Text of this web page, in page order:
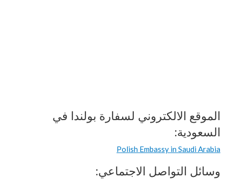
الموقع الالكتروني لسفارة بولندا في
السعودية:
Polish Embassy in Saudi Arabia
وسائل التواصل الاجتماعي: